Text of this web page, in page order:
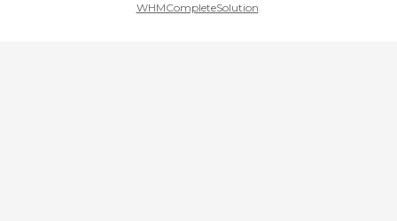
WHMCompleteSolution.